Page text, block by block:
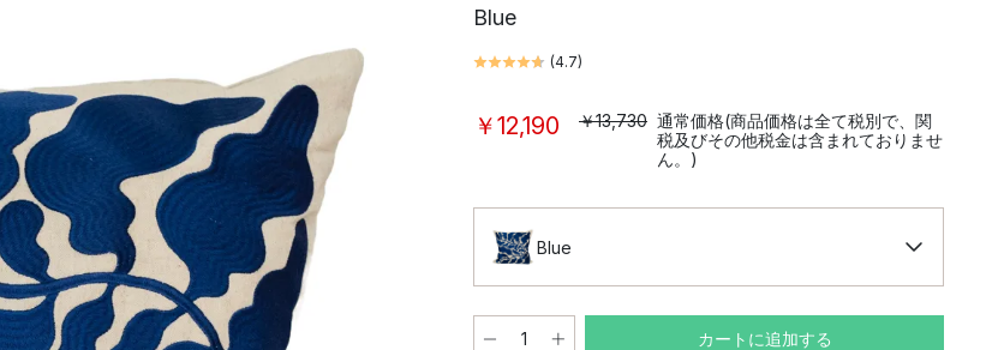
Blue
(4.7)
￥12,190 ￥13,730 通常価格(商品価格は全て税別で、関
税及びその他税金は含まれておりませ
ん。)
Blue
カートに追加する